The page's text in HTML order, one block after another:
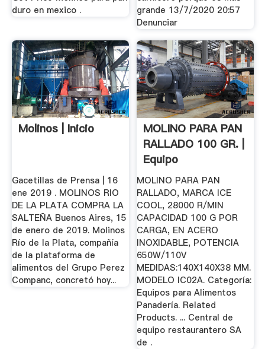
duro en mexico .
grande 13/7/2020 20:57
Denunciar
Molinos | Inicio
Gacetillas de Prensa | 16
ene 2019 . MOLINOS RIO
DE LA PLATA COMPRA LA
SALTEÑA Buenos Aires, 15
de enero de 2019. Molinos
Río de la Plata, compañía
de la plataforma de
alimentos del Grupo Perez
Companc, concretó hoy...
MOLINO PARA PAN
RALLADO 100 GR. |
Equipo
Gastronómico
MOLINO PARA PAN
RALLADO, MARCA ICE
COOL, 28000 R/MIN
CAPACIDAD 100 G POR
CARGA, EN ACERO
INOXIDABLE, POTENCIA
650W/110V
MEDIDAS:140X140X38 MM.
MODELO IC02A. Categoría:
Equipos para Alimentos
Panadería. Related
Products. ... Central de
equipo restaurantero SA
de .